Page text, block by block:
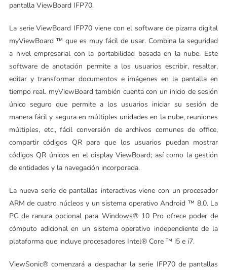
pantalla ViewBoard IFP70.
La serie ViewBoard IFP70 viene con el software de pizarra digital
myViewBoard ™ que es muy fácil de usar. Combina la seguridad
a nivel empresarial con la portabilidad basada en la nube. Este
software de anotación permite a los usuarios escribir, resaltar,
editar y transformar documentos e imágenes en la pantalla en
tiempo real. myViewBoard también cuenta con un inicio de sesión
único seguro que permite a los usuarios iniciar su sesión de
manera fácil y segura en múltiples unidades en la nube, reuniones
múltiples, etc., fácil conversión de archivos comunes de office,
compartir códigos QR para que los usuarios puedan mostrar
códigos QR únicos en el display ViewBoard; así como la gestión
de entidades y la navegación incorporada.
La nueva serie de pantallas interactivas viene con un procesador
ARM de cuatro núcleos y un sistema operativo Android ™ 8.0. La
PC de ranura opcional para Windows® 10 Pro ofrece poder de
cómputo adicional en un sistema operativo independiente de la
plataforma que incluye procesadores Intel® Core ™ i5 e i7.
ViewSonic® comenzará a despachar la serie IFP70 de pantallas